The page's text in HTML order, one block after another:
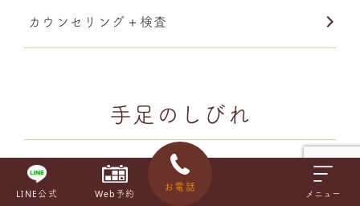
LINE公式 Web予約
お電話
メニュー
カウンセリング＋検査
手足のしびれ
効果追求コース《痛み・シビレ》